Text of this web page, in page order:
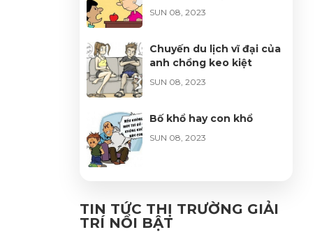
SUN 08, 2023
Chuyến du lịch vĩ đại của
anh chồng keo kiệt
SUN 08, 2023
Bố khổ hay con khổ
SUN 08, 2023
thành công
SUN 08, 2023
TIN TỨC THỊ TRƯỜNG GIẢI
TRÍ NỔI BẬT